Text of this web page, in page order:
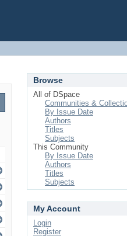
Browse
All of DSpace
Communities &
By Issue Date
Authors
Titles
Subjects
This Community
By Issue Date
Authors
Titles
Subjects
My Account
Login
Register